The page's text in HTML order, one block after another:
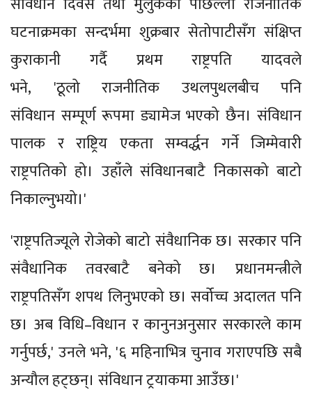
घटनाक्रमका सन्दर्भमा शुक्रबार सेतोपाटीसँग संक्षिप्त
कुराकानी गर्दै प्रथम राष्ट्रपति यादवले
भने, 'ठूलो राजनीतिक उथलपुथलबीच पनि
संविधान सम्पूर्ण रूपमा ड्यामेज भएको छैन। संविधान
पालक र राष्ट्रिय एकता सम्वर्द्धन गर्ने जिम्मेवारी
राष्ट्रपतिको हो। उहाँले संविधानबाटै निकासको बाटो
निकाल्नुभयो।'
'राष्ट्रपतिज्यूले रोजेको बाटो संवैधानिक छ। सरकार पनि
संवैधानिक तवरबाटै बनेको छ। प्रधानमन्त्रीले
राष्ट्रपतिसँग शपथ लिनुभएको छ। सर्वोच्च अदालत पनि
छ। अब विधि–विधान र कानुनअनुसार सरकारले काम
गर्नुपर्छ,' उनले भने, '६ महिनाभित्र चुनाव गराएपछि सबै
अन्यौल हट्छन्। संविधान ट्रयाकमा आउँछ।'